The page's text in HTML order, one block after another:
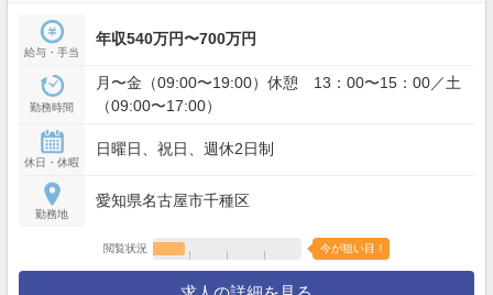
給与・手当
年収540万円〜700万円
勤務時間
月〜金（09:00〜19:00）休憩 13：00〜15：00／土
（09:00〜17:00）
休日・休暇
日曜日、祝日、週休2日制
勤務地
愛知県名古屋市千種区
閲覧状況 今が狙い目！